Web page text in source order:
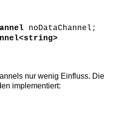
noDataChannel;
nur wenig Einfluss. Die
implementiert: